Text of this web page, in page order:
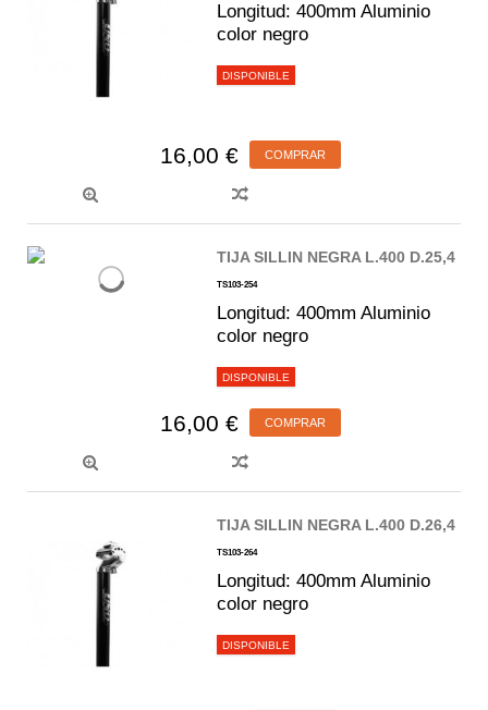
Longitud: 400mm Aluminio
color negro
DISPONIBLE
16,00 € COMPRAR
TIJA SILLIN NEGRA L.400 D.25,4
TS103-254
Longitud: 400mm Aluminio
color negro
DISPONIBLE
16,00 € COMPRAR
TIJA SILLIN NEGRA L.400 D.26,4
TS103-264
Longitud: 400mm Aluminio
color negro
DISPONIBLE